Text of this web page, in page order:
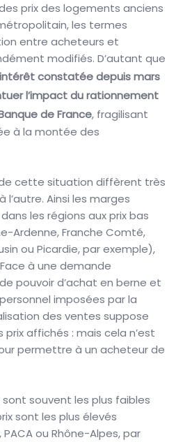
prix des logements anciens
les termes
entre acheteurs et
modifiés. D’autant que
constatée depuis mars
l’impact du rationnement
de France, fragilisant
à la montée des
cette situation diffèrent très
l’autre. Ainsi les marges
les régions aux prix bas
Ardenne, Franche Comté,
ou Picardie, par exemple),
à une demande
pouvoir d’achat en berne et
imposées par la
des ventes suppose
affichés : mais cela n’est
permettre à un acheteur de
souvent les plus faibles
sont les plus élevés
ou Rhône-Alpes, par